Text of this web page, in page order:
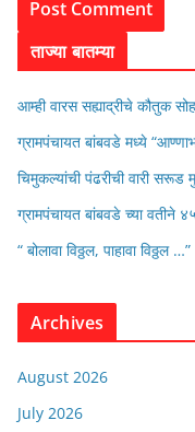
ताज्या बातम्या
आम्ही वारस सह्याद्रीचे कौतुक
ग्रामपंचायत बांबवडे मध्ये
चिमुकल्यांची पंढरीची वारी सरूड
ग्रामपंचायत बांबवडे च्या वतीने
“ बोलावा विठ्ठल, पाहावा विठ्ठल …”
Archives
August 2026
July 2026